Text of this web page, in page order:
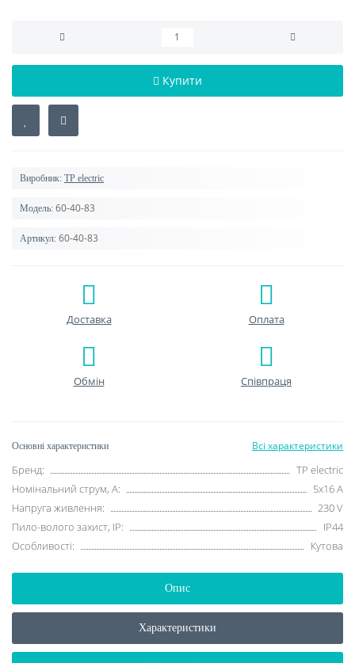
Купити
Виробник: TP electric
Модель: 60-40-83
Артикул: 60-40-83
Доставка Оплата
Обмін Співпраця
Основні характеристики Всі характеристики
Бренд:
TP electric
Номінальний струм, A:
5х16 A
Напруга живлення:
230 V
Пило-волого захист, IP:
IP44
Особливості:
Кутова
Опис
Характеристики